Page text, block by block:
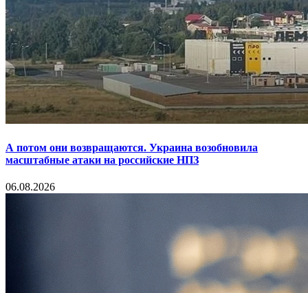
А потом они возвращаются. Украина возобновила
масштабные атаки на российские НПЗ
06.08.2026